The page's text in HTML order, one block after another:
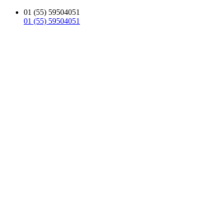
01 (55) 59504051
01 (55) 59504051